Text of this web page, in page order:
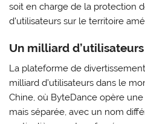
soit en charge de la protection
d’utilisateurs sur le territoire
Un milliard
La plateforme de
milliard d’utilisateurs dans le
Chine, où ByteDance opère
mais séparée, avec un nom